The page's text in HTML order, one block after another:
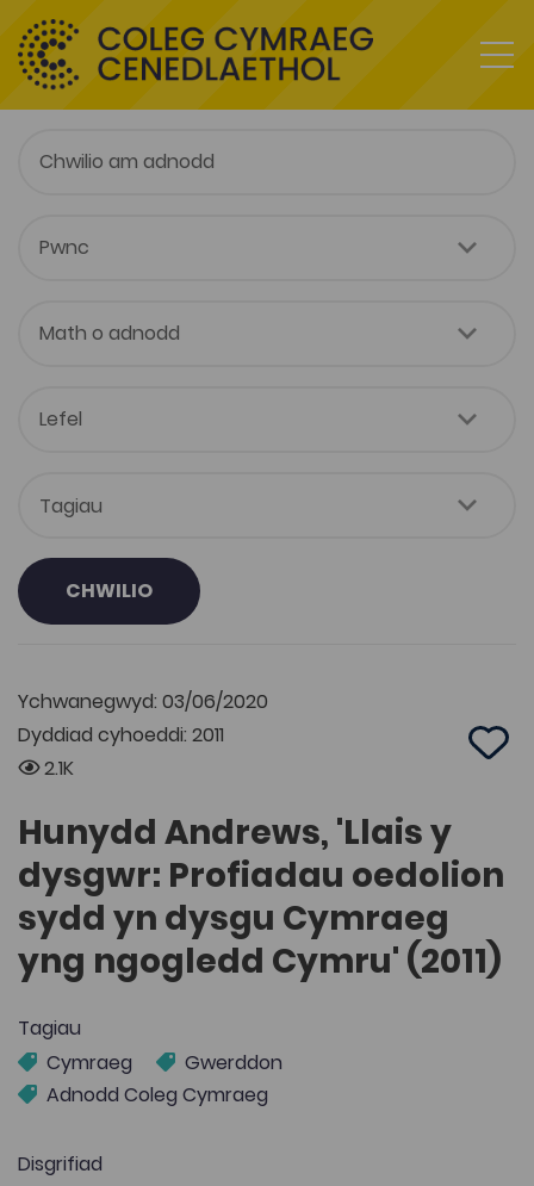
CHWILIO
Ychwanegwyd: 03/06/2020
Dyddiad cyhoeddi: 2011
2.1K
Add
Hunydd Andrews, 'Llais y
dysgwr: Profiadau oedolion
sydd yn dysgu Cymraeg
yng ngogledd Cymru' (2011)
Tagiau
Cymraeg
Gwerddon
Adnodd Coleg Cymraeg
Disgrifiad